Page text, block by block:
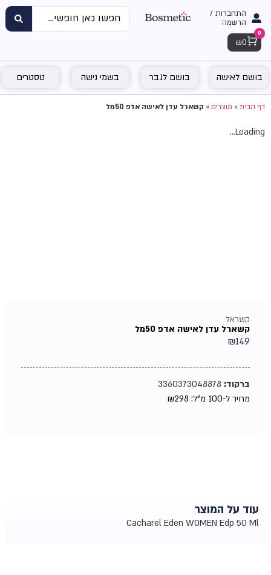
התחברות /
הרשמה
Cart
0
₪ 0
בושם לאישה בושם לגבר בשמי נישה טסטרים
דף הבית»מוצרים»קשארל עדן לאישה אדפ 50מל
Loading...
קשראל
קשארל עדן לאישה אדפ 50מל
₪149
ברקוד:3360373048878
מחיר ל-100 מ"ל:
₪298
עוד על המוצר
Cacharel Eden WOMEN Edp 50 Ml